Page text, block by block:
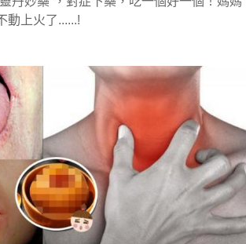
動上火了......!